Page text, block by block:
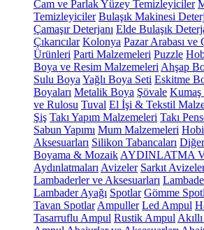
Cam ve Parlak Yüzey Temizleyiciler
Temizleyiciler Bulaşık Makinesi
Çamaşır Deterjanı Elde Bulaşık
Çıkarıcılar Kolonya Pazar Arabası ve
Ürünleri Parti Malzemeleri Puzzle
Boya ve Resim Malzemeleri Ahşap
Sulu Boya Yağlı Boya Seti Eskitme
Boyaları Metalik Boya Şövale Kumaş
ve Rulosu Tuval El İşi & Tekstil
Şiş Takı Yapım Malzemeleri Takı
Sabun Yapımı Mum Malzemeleri
Aksesuarları Silikon Tabancaları
Boyama & Mozaik AYDINLATMA
Aydınlatmaları Avizeler Sarkıt
Lambaderler ve Aksesuarları
Lambader Ayağı Spotlar Gömme
Tavan Spotlar Ampuller Led Ampul
Tasarruflu Ampul Rustik Ampul